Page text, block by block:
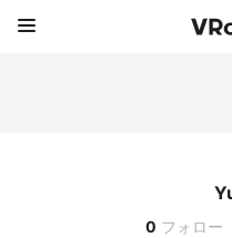
0 フォロー